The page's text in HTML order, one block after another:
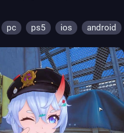
pc ps5 ios android